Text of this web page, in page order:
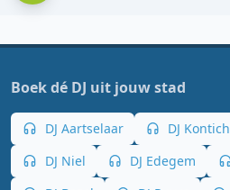
Boek dé DJ uit jouw stad
DJ Aartselaar DJ Kontich
DJ Niel
DJ Edegem